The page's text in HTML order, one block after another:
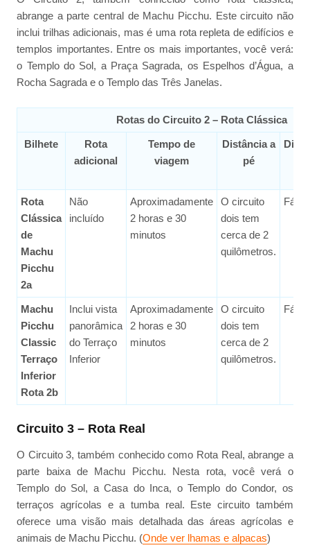
abrange a parte central de Machu Picchu. Este circuito não
inclui trilhas adicionais, mas é uma rota repleta de edifícios e
templos importantes. Entre os mais importantes, você verá:
o Templo do Sol, a Praça Sagrada, os Espelhos d’Água, a
Rocha Sagrada e o Templo das Três Janelas.
Rotas do Circuito 2 – Rota Clássica
Bilhete
Rota
adicional
Tempo de
viagem
Distância a
pé
Rota
Clássica
de
Machu
Picchu
2a
Não
incluído
Aproximadamente
2 horas e 30
minutos
O circuito
dois tem
cerca de 2
quilômetros.
Fácil
Machu
Picchu
Classic
Terraço
Inferior
Rota 2b
Inclui vista
panorâmica
do Terraço
Inferior
Aproximadamente
2 horas e 30
minutos
O circuito
dois tem
cerca de 2
quilômetros.
Fácil
Circuito 3 – Rota Real
O Circuito 3, também conhecido como Rota Real, abrange a
parte baixa de Machu Picchu. Nesta rota, você verá o
Templo do Sol, a Casa do Inca, o Templo do Condor, os
terraços agrícolas e a tumba real. Este circuito também
oferece uma visão mais detalhada das áreas agrícolas e
animais de Machu Picchu. (Onde ver lhamas e alpacas)